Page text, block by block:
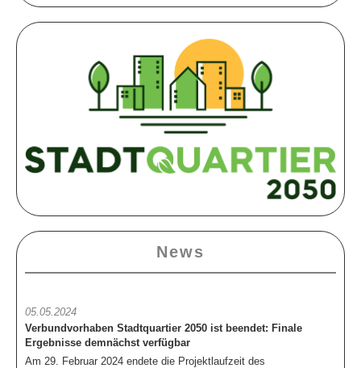
News
05.05.2024
Verbundvorhaben Stadtquartier 2050 ist beendet: Finale
Ergebnisse demnächst verfügbar
Am 29. Februar 2024 endete die Projektlaufzeit des